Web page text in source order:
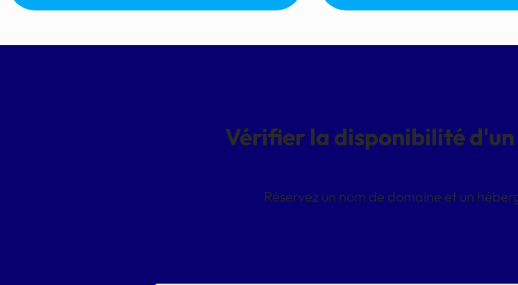
Vérifier la disponibilité d'un
Réservez un nom de domaine et un